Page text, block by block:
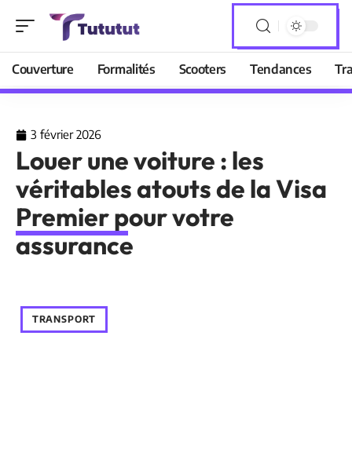
Couverture Formalités Scooters Tendances
3 février 2026
Louer une voiture : les
véritables atouts de la Visa
Premier pour votre
assurance
TRANSPORT